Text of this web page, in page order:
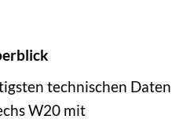
technischen Daten
W20 mit